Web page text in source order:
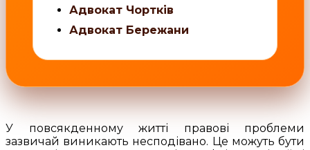
Адвокат Чортків
Адвокат Бережани
У повсякденному житті правові проблеми
зазвичай виникають несподівано. Це можуть бути